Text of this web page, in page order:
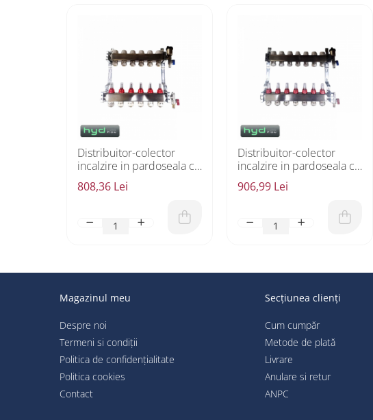
Distribuitor-colector
incalzire in pardoseala cu
6 circuite HYD Flow
808,36 Lei
Distribuitor-colector
incalzire in pardoseala cu
7 circuite
906,99 Lei
Magazinul meu
Despre noi
Termeni si condiții
Politica de confidențialitate
Politica cookies
Contact
Secțiunea clienți
Cum cumpăr
Metode de plată
Livrare
Anulare si retur
ANPC